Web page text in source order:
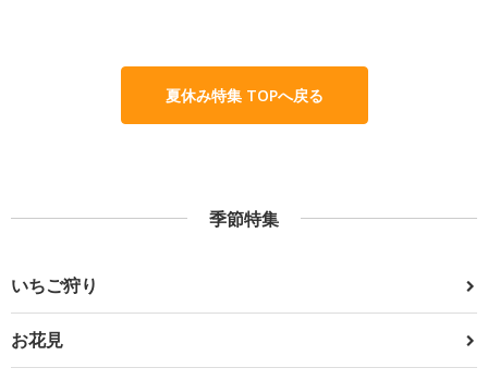
夏休み特集 TOPへ戻る
季節特集
いちご狩り
お花見